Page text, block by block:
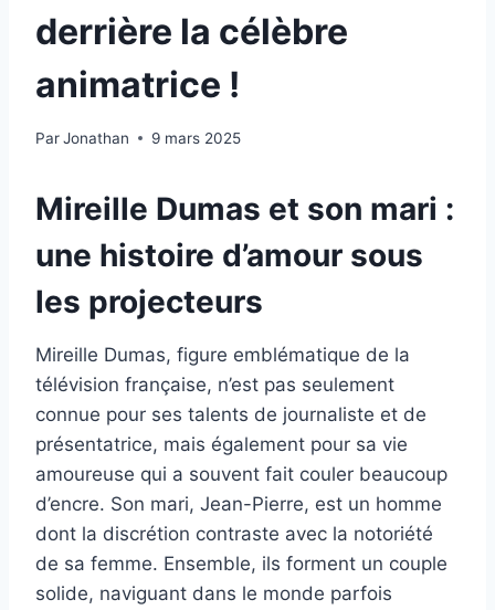
derrière la célèbre
animatrice !
ParJonathan 9 mars 2025
Mireille Dumas et son mari :
une histoire d’amour sous
les projecteurs
Mireille Dumas, figure emblématique de la
télévision française, n’est pas seulement
connue pour ses talents de journaliste et de
présentatrice, mais également pour sa vie
amoureuse qui a souvent fait couler beaucoup
d’encre. Son mari, Jean-Pierre, est un homme
dont la discrétion contraste avec la notoriété
de sa femme. Ensemble, ils forment un couple
solide, naviguant dans le monde parfois